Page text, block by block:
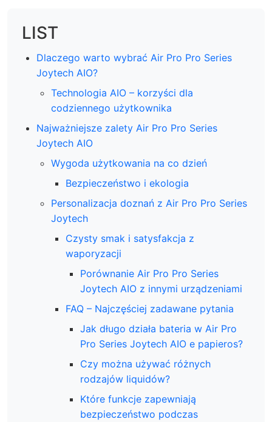
LIST
Dlaczego warto wybrać Air Pro Pro Series
Joytech AIO?
Technologia AIO – korzyści dla
codziennego użytkownika
Najważniejsze zalety Air Pro Pro Series
Joytech AIO
Wygoda użytkowania na co dzień
Bezpieczeństwo i ekologia
Personalizacja doznań z Air Pro Pro Series
Joytech
Czysty smak i satysfakcja z
waporyzacji
Porównanie Air Pro Pro Series
Joytech AIO z innymi urządzeniami
FAQ – Najczęściej zadawane pytania
Jak długo działa bateria w Air Pro
Pro Series Joytech AIO e papieros?
Czy można używać różnych
rodzajów liquidów?
Które funkcje zapewniają
bezpieczeństwo podczas